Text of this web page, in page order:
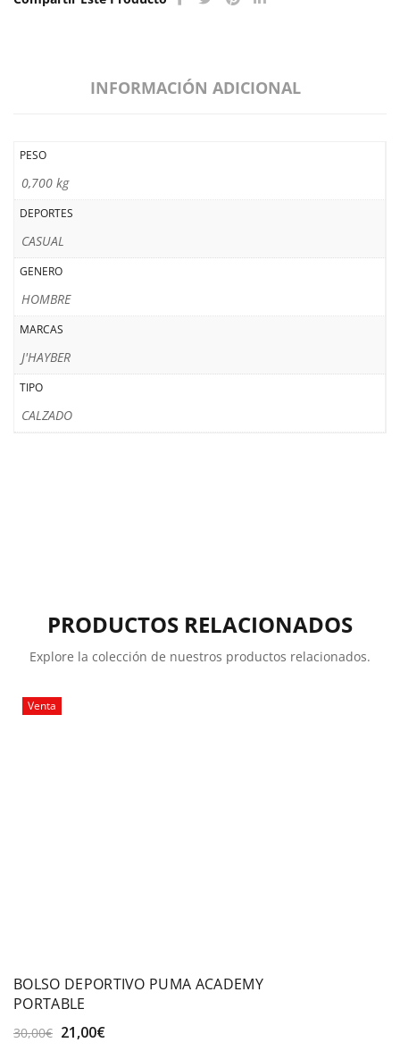
INFORMACIÓN ADICIONAL
PESO
0,700 kg
DEPORTES
CASUAL
GENERO
HOMBRE
MARCAS
J'HAYBER
TIPO
CALZADO
PRODUCTOS RELACIONADOS
Explore la colección de nuestros productos relacionados.
Venta
BOLSO DEPORTIVO PUMA ACADEMY
PORTABLE
30,00€ El
21,00€El